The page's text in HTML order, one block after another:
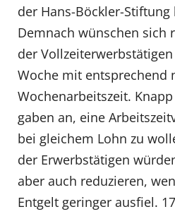
der Hans-Böckler-
Demnach wünschen sich
der
Woche mit entsprechend
Wochenarbeitszeit.
gaben an, eine
bei gleichem Lohn zu
der Erwerbstätigen
aber auch reduzieren,
Entgelt geringer ausfiel.